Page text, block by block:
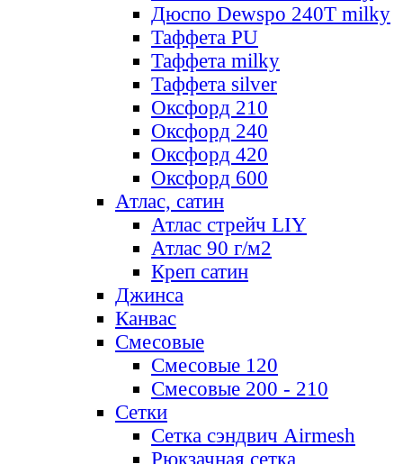
Дюспо Dewspo 240T milky
Таффета PU
Таффета milky
Таффета silver
Оксфорд 210
Оксфорд 240
Оксфорд 420
Оксфорд 600
Атлас, сатин
Атлас стрейч LIY
Атлас 90 г/м2
Креп сатин
Джинса
Канвас
Смесовые
Смесовые 120
Смесовые 200 - 210
Сетки
Сетка сэндвич Airmesh
Рюкзачная сетка